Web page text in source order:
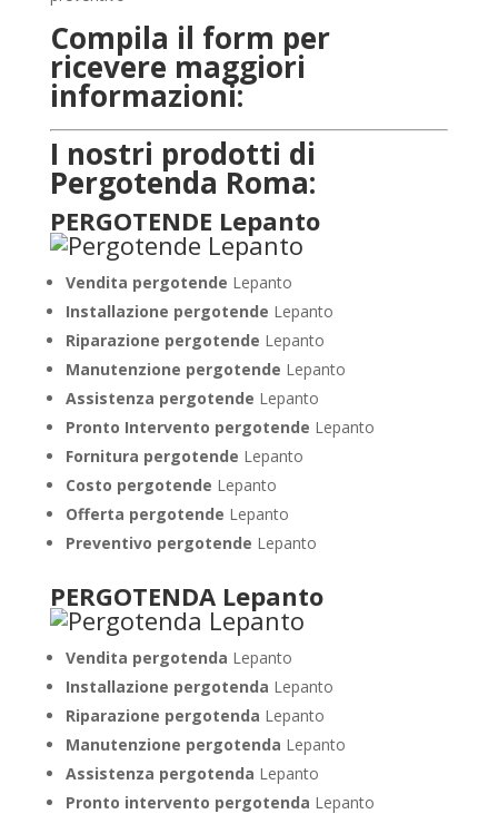
Compila il form per
ricevere maggiori
informazioni:
I nostri prodotti di
Pergotenda Roma:
PERGOTENDE Lepanto
Vendita pergotende Lepanto
Installazione pergotende Lepanto
Riparazione pergotende Lepanto
Manutenzione pergotende Lepanto
Assistenza pergotende Lepanto
Pronto Intervento pergotende Lepanto
Fornitura pergotende Lepanto
Costo pergotende Lepanto
Offerta pergotende Lepanto
Preventivo pergotende Lepanto
PERGOTENDA Lepanto
Vendita pergotenda Lepanto
Installazione pergotenda Lepanto
Riparazione pergotenda Lepanto
Manutenzione pergotenda Lepanto
Assistenza pergotenda Lepanto
Pronto intervento pergotenda Lepanto